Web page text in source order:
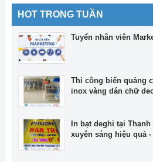
HOT TRONG TUẦN
Tuyển nhân viên
Thi công biển quảng
inox vàng dán chữ
In bạt deghi tại
xuyên sáng hiệu quả -